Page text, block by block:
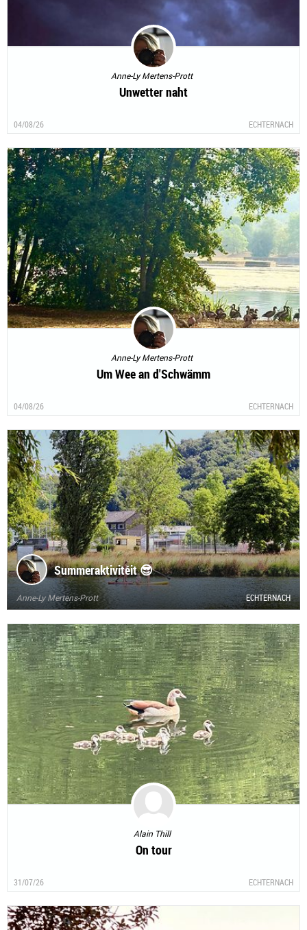
Anne-Ly Mertens-Prott
Unwetter naht
04/08/26 ECHTERNACH
Anne-Ly Mertens-Prott
Um Wee an d'Schwämm
04/08/26 ECHTERNACH
Summeraktivitéit 😎
Anne-Ly Mertens-Prott ECHTERNACH
Alain Thill
On tour
31/07/26 ECHTERNACH